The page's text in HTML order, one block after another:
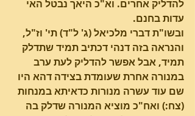
להדליק אחרים. וא"כ היאך נבטל האי
עדות בחנם.
ובשו"ת דברי מלכיאל (ג' ל"ד) תי' וז"ל,
והנראה בזה דנהי דכתיב תמיד שתדלק
תמיד, אבל אפשר להדליק לעת ערב
במנורה אחרת שעומדת בצידה דהא היו
שם עוד עשרה מנורות כדאיתא במנחות
(צח:) ואח"כ מוציא המנורה שדלק בה